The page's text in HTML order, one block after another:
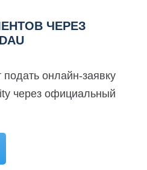
ЧЕРЕЗ
онлайн-заявку
через официальный